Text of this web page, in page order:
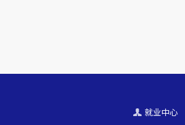
就业中心